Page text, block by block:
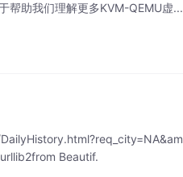
帮助我们理解更多KVM-QEMU虚...
Beautif.